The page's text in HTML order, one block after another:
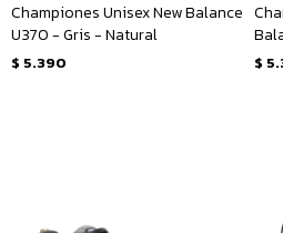
Championes Unisex New Balance
U370 - Gris - Natural
$ 5.390 $